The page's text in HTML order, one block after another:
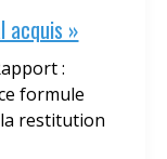
acquis »
:
formule
restitution